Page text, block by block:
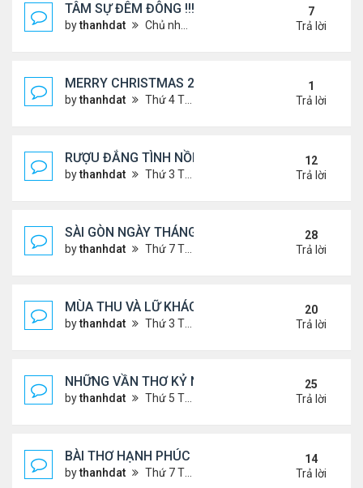
TÂM SỰ ĐÊM ĐÔNG !!!
bythanhdat Chủ nhật Tháng 12 15, 2024 9:37 am
7
Trả lời
MERRY CHRISTMAS 2025 & HAPPY NEW YEAR
bythanhdat Thứ 4 Tháng 12 24, 2025 1:30 pm
1
Trả lời
RƯỢU ĐẮNG TÌNH NỒNG !!!
bythanhdat Thứ 3 Tháng 8 06, 2024 3:49 pm
12
Trả lời
SÀI GÒN NGÀY THÁNG CŨ
bythanhdat Thứ 7 Tháng 6 29, 2024 9:26 am
28
Trả lời
MÙA THU VÀ LỮ KHÁCH !!!
bythanhdat Thứ 3 Tháng 9 10, 2024 1:52 pm
20
Trả lời
NHỮNG VẦN THƠ KỶ NIỆM !!!
bythanhdat Thứ 5 Tháng 7 18, 2024 9:14 am
25
Trả lời
BÀI THƠ HẠNH PHÚC !!!
bythanhdat Thứ 7 Tháng 7 20, 2024 2:25 pm
14
Trả lời